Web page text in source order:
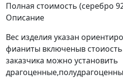
Полная стоимость (серебро
Описание
Вес изделия указан
фианиты включеныв
заказчика можно установить